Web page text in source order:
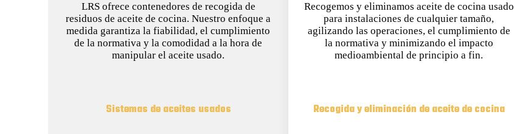
LRS ofrece contenedores de recogida de
residuos de aceite de cocina. Nuestro enfoque a
medida garantiza la fiabilidad, el cumplimiento
de la normativa y la comodidad a la hora de
manipular el aceite usado.
Sistemas de aceites usados
Recogemos y eliminamos aceite de cocina usado
para instalaciones de cualquier tamaño,
agilizando las operaciones, el cumplimiento de
la normativa y minimizando el impacto
medioambiental de principio a fin.
Recogida y eliminación de aceite de cocina